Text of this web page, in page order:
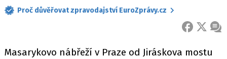
Proč důvěřovat zpravodajství EuroZprávy.cz
FACEBOOK
X
Masarykovo nábřeží v Praze od Jiráskova mostu